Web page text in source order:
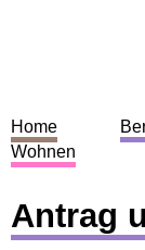
Antrag
Home
Wohnen